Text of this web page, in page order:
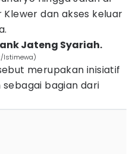
Klewer dan akses keluar
Jateng Syariah.
Istimewa)
merupakan inisiatif
bagian dari